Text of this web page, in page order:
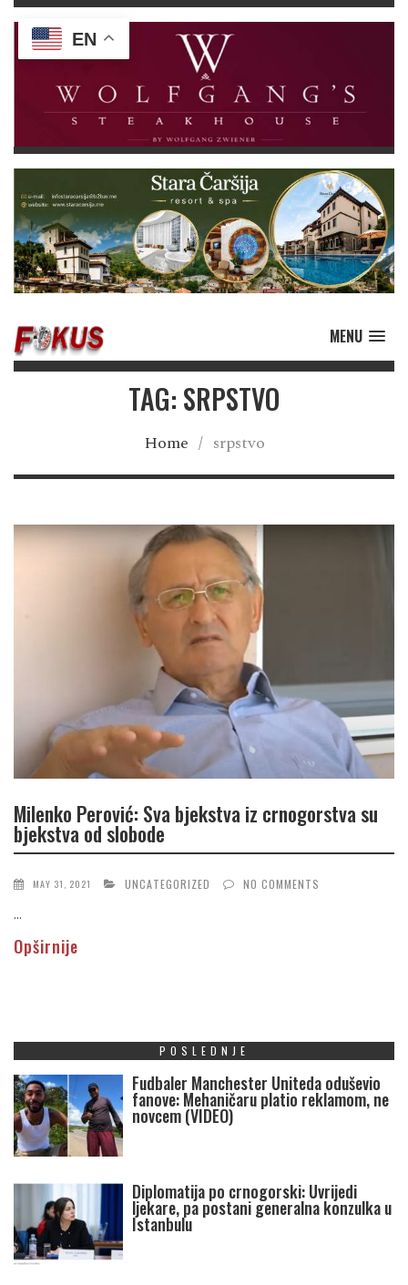
MENU
TAG: SRPSTVO
Home / srpstvo
Milenko Perović: Sva bjekstva iz crnogorstva su
bjekstva od slobode
MAY 31, 2021 UNCATEGORIZED NO COMMENTS
...
Opširnije
POSLEDNJE
Fudbaler Manchester Uniteda oduševio
fanove: Mehaničaru platio reklamom, ne
novcem (VIDEO)
Diplomatija po crnogorski: Uvrijedi
ljekare, pa postani generalna konzulka u
Istanbulu
EN